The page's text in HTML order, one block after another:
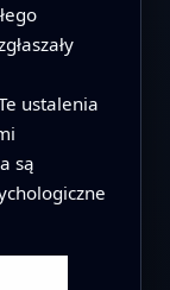
ustalenia
są